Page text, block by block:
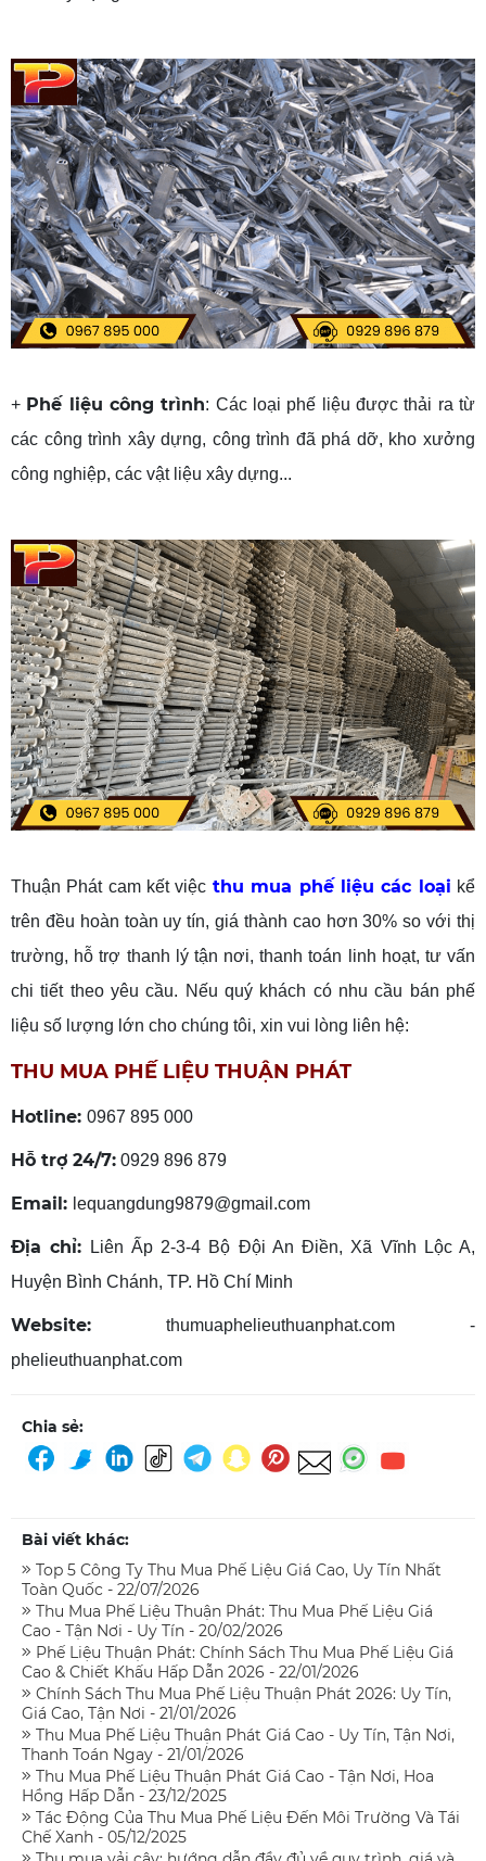
+ Phế liệu công trình: Các loại phế liệu được thải ra từ
các công trình xây dựng, công trình đã phá dỡ, kho xưởng
công nghiệp, các vật liệu xây dựng...
Thuận Phát cam kết việc thu mua phế liệu các loại kể
trên đều hoàn toàn uy tín, giá thành cao hơn 30% so với thị
trường, hỗ trợ thanh lý tận nơi, thanh toán linh hoạt, tư vấn
chi tiết theo yêu cầu. Nếu quý khách có nhu cầu bán phế
liệu số lượng lớn cho chúng tôi, xin vui lòng liên hệ:
THU MUA PHẾ LIỆU THUẬN PHÁT
Hotline: 0967 895 000
Hỗ trợ 24/7: 0929 896 879
Email: lequangdung9879@gmail.com
Địa chỉ: Liên Ấp 2-3-4 Bộ Đội An Điền, Xã Vĩnh Lộc A,
Huyện Bình Chánh, TP. Hồ Chí Minh
Website: thumuaphelieuthuanphat.com -
phelieuthuanphat.com
Chia sẻ:
Bài viết khác:
Top 5 Công Ty Thu Mua Phế Liệu Giá Cao, Uy Tín Nhất
Toàn Quốc - 22/07/2026
Thu Mua Phế Liệu Thuận Phát: Thu Mua Phế Liệu Giá
Cao - Tận Nơi - Uy Tín - 20/02/2026
Phế Liệu Thuận Phát: Chính Sách Thu Mua Phế Liệu Giá
Cao & Chiết Khấu Hấp Dẫn 2026 - 22/01/2026
Chính Sách Thu Mua Phế Liệu Thuận Phát 2026: Uy Tín,
Giá Cao, Tận Nơi - 21/01/2026
Thu Mua Phế Liệu Thuận Phát Giá Cao - Uy Tín, Tận Nơi,
Thanh Toán Ngay - 21/01/2026
Thu Mua Phế Liệu Thuận Phát Giá Cao - Tận Nơi, Hoa
Hồng Hấp Dẫn - 23/12/2025
Tác Động Của Thu Mua Phế Liệu Đến Môi Trường Và Tái
Chế Xanh - 05/12/2025